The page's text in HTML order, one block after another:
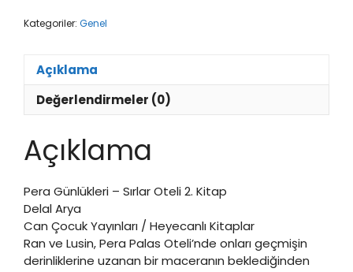
Kategoriler: Genel
Açıklama
Değerlendirmeler (0)
Açıklama
Pera Günlükleri – Sırlar Oteli 2. Kitap
Delal Arya
Can Çocuk Yayınları / Heyecanlı Kitaplar
Ran ve Lusin, Pera Palas Oteli’nde onları geçmişin
derinliklerine uzanan bir maceranın beklediğinden